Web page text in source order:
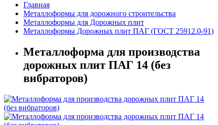
Главная
Металлоформы для дорожного строительства
Металлоформы для Дорожных плит
Металлоформы Дорожных плит ПАГ (ГОСТ 25912.0-91)
Металлоформа для производства
дорожных плит ПАГ 14 (без
вибраторов)